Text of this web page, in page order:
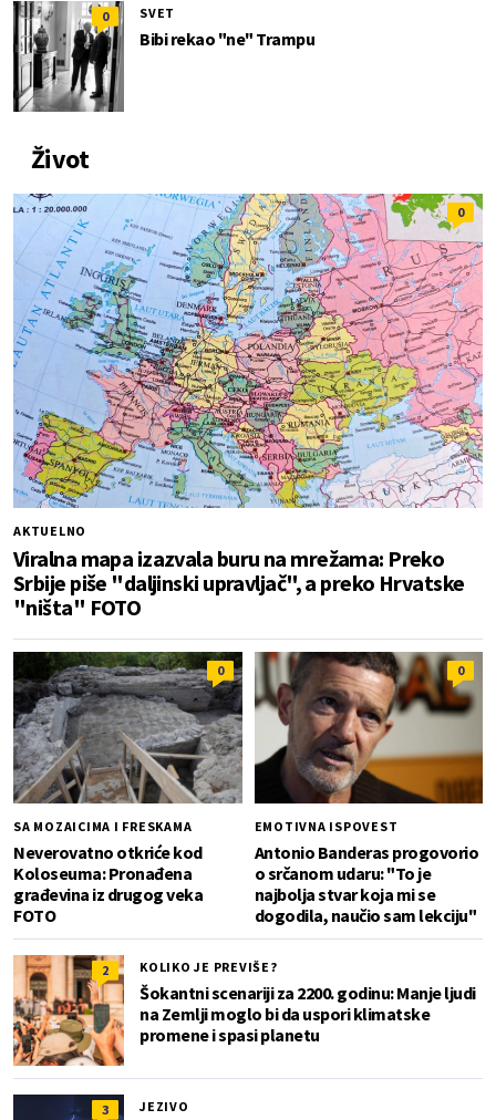
0 SVET
Bibi rekao "ne" Trampu
Život
0
AKTUELNO
Viralna mapa izazvala buru na mrežama: Preko
Srbije piše "daljinski upravljač", a preko Hrvatske
"ništa" FOTO
0
SA MOZAICIMA I FRESKAMA
Neverovatno otkriće kod
Koloseuma: Pronađena
građevina iz drugog veka
FOTO
0
EMOTIVNA ISPOVEST
Antonio Banderas progovorio
o srčanom udaru: "To je
najbolja stvar koja mi se
dogodila, naučio sam lekciju"
2 KOLIKO JE PREVIŠE?
Šokantni scenariji za 2200. godinu: Manje ljudi
na Zemlji moglo bi da uspori klimatske
promene i spasi planetu
3 JEZIVO